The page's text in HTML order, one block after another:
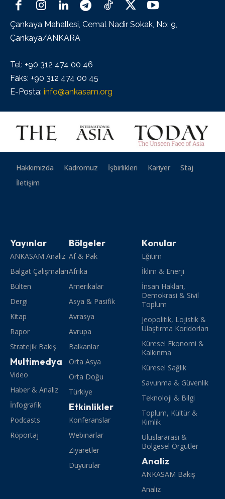
Çankaya Mahallesi, Cemal Nadir Sokak, No: 9,
Çankaya/ANKARA
Tel: +90 312 474 00 46
Faks: +90 312 474 00 45
E-Posta: info@ankasam.org
Hakkımızda Kadromuz İşbirlikleri Kariyer
Staj
İletişim
Yayınlar
ANKASAM Analiz
Balgat Çalışmaları
Bülten
Dergi
Kitap
Rapor
Stratejik Bakış
Multimedya
Video
Haber & Analiz
İnfografik
Podcasts
Röportaj
Bölgeler
Af & Pak
Afrika
Amerikalar
Asya & Pasifik
Avrasya
Avrupa
Balkanlar
Orta Asya
Orta Doğu
Türkiye
Etkinlikler
Konferanslar
Webinarlar
Ziyaretler
Duyurular
Konular
Eğitim
İklim & Enerji
İnsan Hakları,
Demokrasi & Sivil
Toplum
Jeopolitik, Lojistik &
Ulaştırma Koridorları
Küresel Ekonomi &
Kalkınma
Küresel Sağlık
Savunma & Güvenlik
Teknoloji & Bilgi
Toplum, Kültür &
Kimlik
Uluslararası &
Bölgesel Örgütler
Analiz
ANKASAM Bakış
Analiz